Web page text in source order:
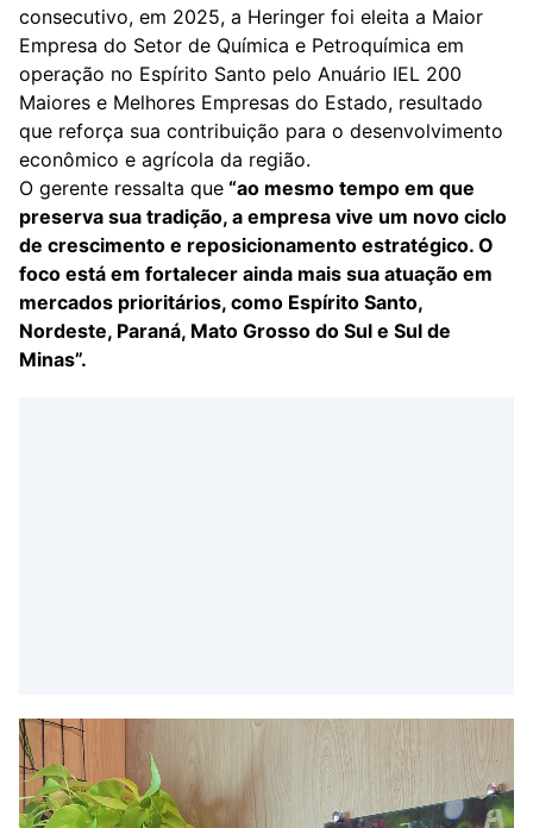
consecutivo, em 2025, a Heringer foi eleita a Maior
Empresa do Setor de Química e Petroquímica em
operação no Espírito Santo pelo Anuário IEL 200
Maiores e Melhores Empresas do Estado, resultado
que reforça sua contribuição para o desenvolvimento
econômico e agrícola da região.
O gerente ressalta que “ao mesmo tempo em que
preserva sua tradição, a empresa vive um novo ciclo
de crescimento e reposicionamento estratégico. O
foco está em fortalecer ainda mais sua atuação em
mercados prioritários, como Espírito Santo,
Nordeste, Paraná, Mato Grosso do Sul e Sul de
Minas”.